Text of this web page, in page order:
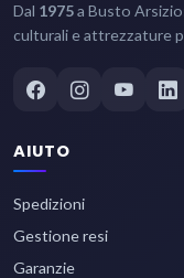
Dal 1975a Busto
culturali e attrezzature
AIUTO
Spedizioni
Gestione resi
Garanzie